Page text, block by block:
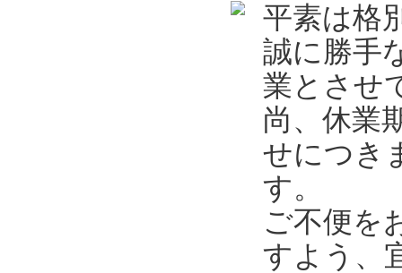
平素は格
誠に勝手
業とさせ
尚、休業
せにつき
す。
ご不便を
すよう、